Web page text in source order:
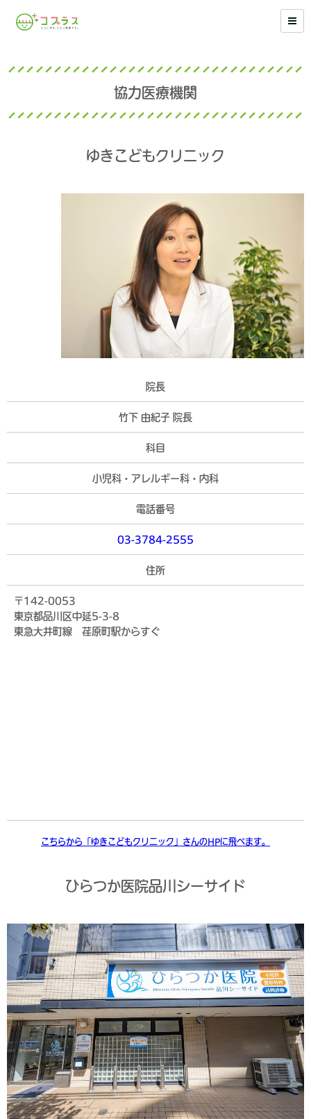
協力医療機関
ゆきこどもクリニック
院長
竹下 由紀子 院長
科目
小児科・アレルギー科・内科
電話番号
03-3784-2555
住所
〒142-0053
東京都品川区中延5-3-8
東急大井町線 荏原町駅からすぐ
こちらから「ゆきこどもクリニック」さんのHPに飛べます。
ひらつか医院品川シーサイド